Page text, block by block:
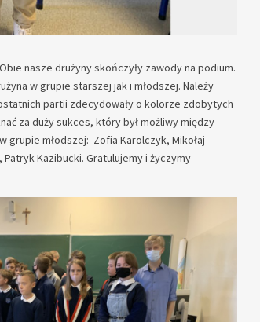
nasze drużyny skończyły zawody na podium.
w grupie starszej jak i młodszej. Należy
partii zdecydowały o kolorze zdobytych
za duży sukces, który był możliwy między
grupie młodszej: Zofia Karolczyk, Mikołaj
Kazibucki. Gratulujemy i życzymy